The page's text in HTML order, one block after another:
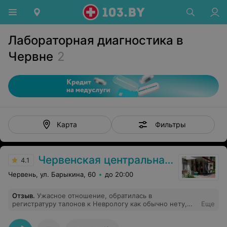
Лабораторная диагностика в
Червне 2
Карта Фильтры
4.1 Червенская центральная районная больница
Червень, ул. Барыкина, 60 до 20:00
Отзыв. Ужасное отношение, обратилась в
регистратуру талонов к Неврологу как обычно нету,
нет ни одного человека. По прося о помощи у врача
Еще